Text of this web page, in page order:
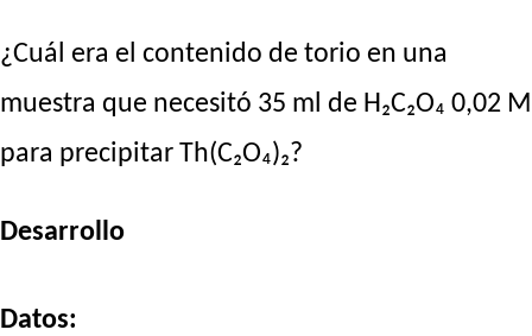
¿Cuál era el contenido de torio en una
muestra que necesitó 35 ml de H₂C₂O₄ 0,02 M
para precipitar Th(C₂O₄)₂?
Desarrollo
Datos: